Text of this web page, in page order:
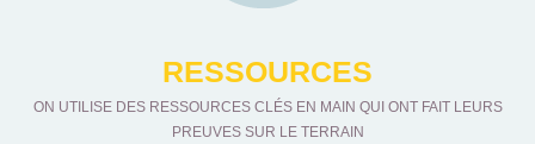
RESSOURCES
ON UTILISE DES RESSOURCES CLÉS EN MAIN QUI ONT FAIT LEURS
PREUVES SUR LE TERRAIN